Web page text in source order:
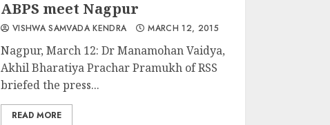
ABPS meet Nagpur
VISHWA SAMVADA KENDRA MARCH 12, 2015
Nagpur, March 12: Dr Manamohan Vaidya,
Akhil Bharatiya Prachar Pramukh of RSS
briefed the press...
READ MORE